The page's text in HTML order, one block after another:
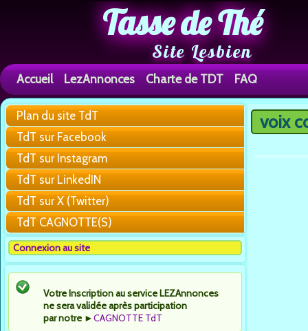
Tasse de Thé
Site Lesbien
Accueil LezAnnonces Charte de TDT FAQ
Plan du site TdT
TdT sur Facebook
TdT sur Instagram
TdT sur LinkedIN
TdT sur X (Twitter)
TdT CAGNOTTE(S)
Connexion au site
Votre Inscription au service LEZAnnonces
ne sera validée après participation
par notre ►CAGNOTTE TdT
Vous
voix